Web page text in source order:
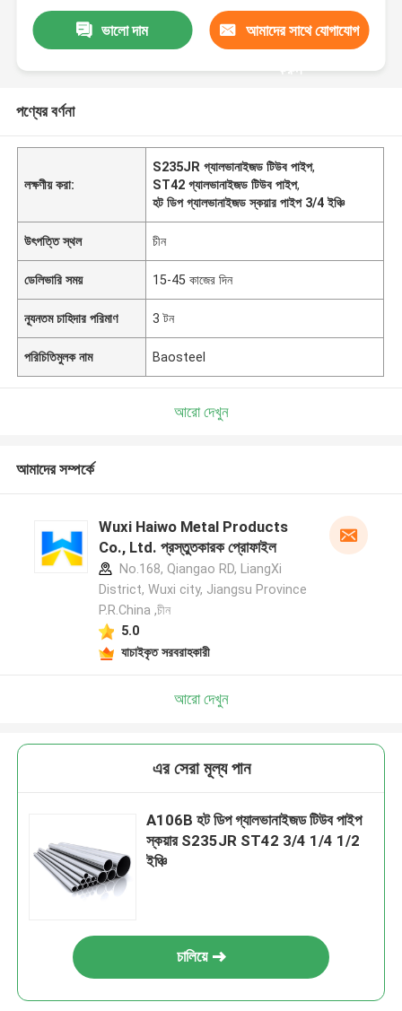
ভালো দাম আমাদের সাথে যোগাযোগ
করুন
পণ্যের বর্ণনা
লক্ষণীয় করা:
S235JR গ্যালভানাইজড টিউব পাইপ,
ST42 গ্যালভানাইজড টিউব পাইপ,
হট ডিপ গ্যালভানাইজড স্কয়ার পাইপ 3/4 ইঞ্চি
উৎপত্তি স্থল চীন
ডেলিভারি সময় 15-45 কাজের দিন
ন্যূনতম চাহিদার পরিমাণ 3 টন
পরিচিতিমুলক নাম Baosteel
আরো দেখুন
আমাদের সম্পর্কে
Wuxi Haiwo Metal Products
Co., Ltd. প্রস্তুতকারক প্রোফাইল
No.168, Qiangao RD, LiangXi
District, Wuxi city, Jiangsu Province
P.R.China ,চীন
5.0
যাচাইকৃত সরবরাহকারী
আরো দেখুন
এর সেরা মূল্য পান
A106B হট ডিপ গ্যালভানাইজড টিউব পাইপ
স্কয়ার S235JR ST42 3/4 1/4 1/2
ইঞ্চি
চালিয়ে